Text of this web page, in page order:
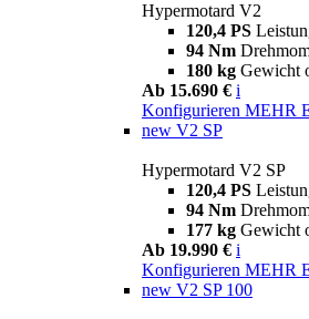
Hypermotard V2
120,4 PS
94 Nm
180 kg Gewicht
Ab 15.690 € i
Konfigurieren MEHR
new V2 SP
Hypermotard V2 SP
120,4 PS
94 Nm
177 kg Gewicht
Ab 19.990 € i
Konfigurieren MEHR
new V2 SP 100